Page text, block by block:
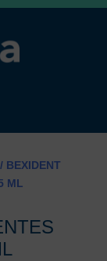
/ BEXIDENT
ML